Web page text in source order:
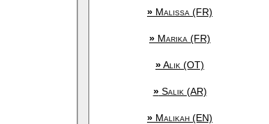
» Malissa (FR)
» Marika (FR)
»Alik (OT)
»Salik (AR)
» Malikah (EN)